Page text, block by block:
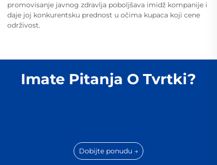
promovisanje javnog zdravlja poboljšava imidž kompanije i
daje joj konkurentsku prednost u očima kupaca koji cene
održivost.
Imate Pitanja O Tvrtki?
Dobijte ponudu →